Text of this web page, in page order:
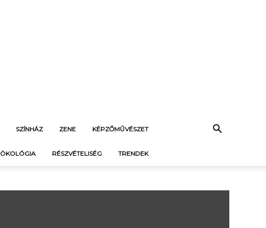
SZÍNHÁZ ZENE KÉPZŐMŰVÉSZET
ÖKOLÓGIA RÉSZVÉTELISÉG TRENDEK